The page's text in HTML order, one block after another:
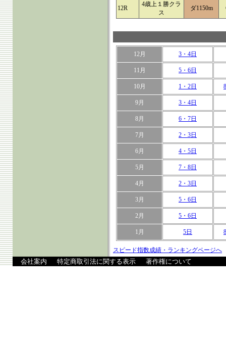
12R
4歳上１勝クラ
ス
ダ1150m
12月 3・4日
11月 5・6日
10月 1・2日
9月 3・4日
8月 6・7日
7月 2・3日
6月 4・5日
5月 7・8日
4月 2・3日
3月 5・6日
2月 5・6日
1月 5日
スピード指数成績・ランキングページへ
会社案内 特定商取引法に関する表示 著作権について